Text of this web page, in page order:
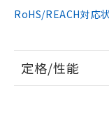
RoHS/REACH対応
定格/性能